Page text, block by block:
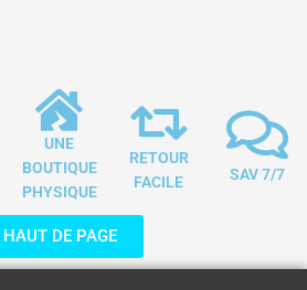
UNE
BOUTIQUE
PHYSIQUE
RETOUR
FACILE
SAV 7/7
HAUT DE PAGE